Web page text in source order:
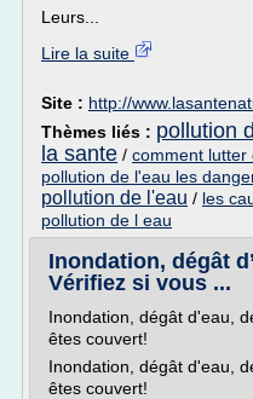
Leurs...
Lire la suite
Site : http://
Thèmes liés : pollution
la sante / comment lutter
pollution de l'eau les
pollution de l'eau / les
pollution de l eau
Inondation, dégât
Vérifiez si vous ...
Inondation, dégât d'eau,
êtes couvert!
Inondation, dégât d'eau,
êtes couvert!